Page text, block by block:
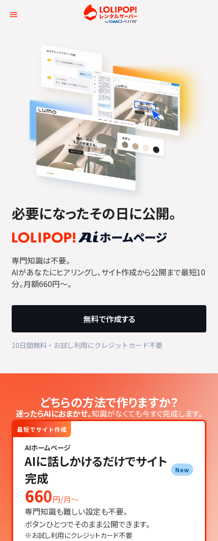
ロリポップ！レンタル
必要になったその日に公開。
専門知識は不要。
AIがあなたにヒアリングし、サイト作成から公開まで最短10
分。月額660円〜。
無料で作成する
10日間無料・お試し利用にクレジットカード不要
どちらの方法で作りますか？
迷ったらAIにおまかせ。知識がなくても今すぐ完成します。
最短でサイト作成
AIホームページ
AIに話しかけるだけでサイト
完成
New
660円/月〜
専門知識も難しい設定も不要。
ボタンひとつでそのまま公開できます。
※お試し利用にクレジットカード不要